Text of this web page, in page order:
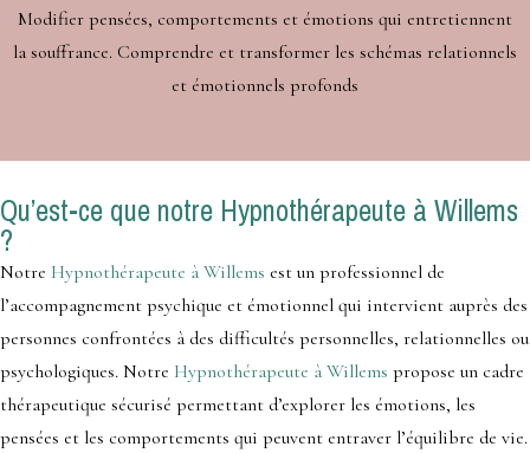
Modifier pensées, comportements et émotions qui entretiennent
la souffrance. Comprendre et transformer les schémas relationnels
et émotionnels profonds
Qu’est-ce que notre Hypnothérapeute à Willems
?
Notre Hypnothérapeute à Willems est un professionnel de
l’accompagnement psychique et émotionnel qui intervient auprès des
personnes confrontées à des difficultés personnelles, relationnelles ou
psychologiques. Notre Hypnothérapeute à Willems propose un cadre
thérapeutique sécurisé permettant d’explorer les émotions, les
pensées et les comportements qui peuvent entraver l’équilibre de vie.